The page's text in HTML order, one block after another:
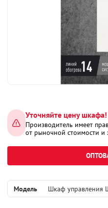
Модель Шкаф управления
Уточняйте цену шкафа!
Производитель имеет
от рыночной стоимости и